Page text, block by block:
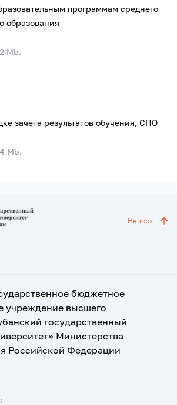
программам среднего
образования
2 Mb.
зачета результатов обучения, СПО
4 Mb.
Наверх
бюджетное
учреждение высшего
государственный
Министерства
Российской Федерации